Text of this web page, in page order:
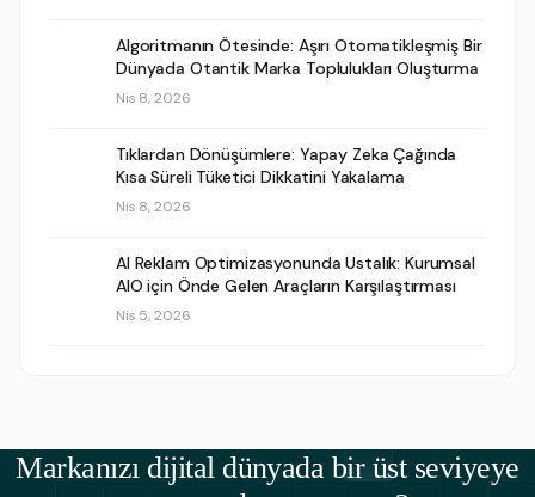
Algoritmanın Ötesinde: Aşırı Otomatikleşmiş Bir
Dünyada Otantik Marka Toplulukları Oluşturma
Nis 8, 2026
Tıklardan Dönüşümlere: Yapay Zeka Çağında
Kısa Süreli Tüketici Dikkatini Yakalama
Nis 8, 2026
AI Reklam Optimizasyonunda Ustalık: Kurumsal
AIO için Önde Gelen Araçların Karşılaştırması
Nis 5, 2026
Markanızı dijital dünyada bir üst seviyeye